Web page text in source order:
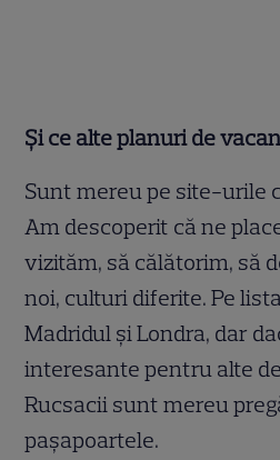
Și ce alte planuri de
Sunt mereu pe site-urile
Am descoperit că ne
vizităm, să călătorim, să
noi, culturi diferite. Pe
Madridul și Londra, dar
interesante pentru alte
Rucsacii sunt mereu
pașapoartele.